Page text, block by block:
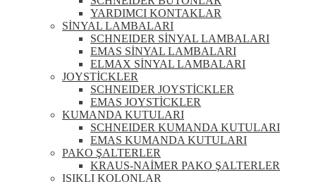
YARDIMCI KONTAKLAR
SİNYAL LAMBALARI
SCHNEIDER SİNYAL LAMBALARI
EMAS SİNYAL LAMBALARI
ELMAX SİNYAL LAMBALARI
JOYSTİCKLER
SCHNEIDER JOYSTİCKLER
EMAS JOYSTİCKLER
KUMANDA KUTULARI
SCHNEIDER KUMANDA KUTULARI
EMAS KUMANDA KUTULARI
PAKO ŞALTERLER
KRAUS-NAİMER PAKO ŞALTERLER
IŞIKLI KOLONLAR